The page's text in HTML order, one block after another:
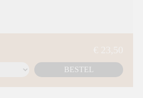
BESTEL